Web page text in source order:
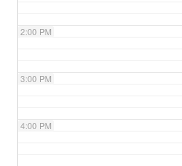
2:00 PM
3:00 PM
4:00 PM